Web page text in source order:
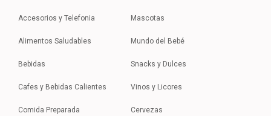
Accesorios y Telefonia
Alimentos Saludables
Bebidas
Cafes y Bebidas Calientes
Comida Preparada
Mascotas
Mundo del Bebé
Snacks y Dulces
Vinos y Licores
Cervezas